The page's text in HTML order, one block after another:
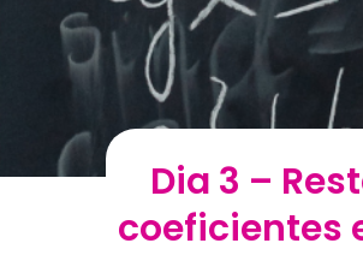
Dia 3 –
coeficientes